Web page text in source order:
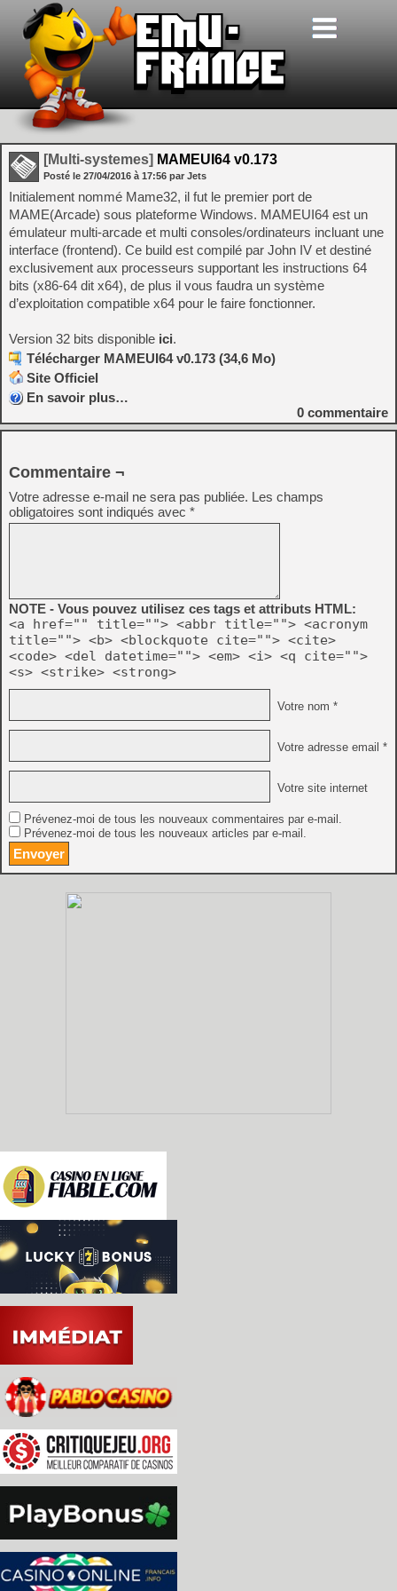
[Multi-systemes] MAMEUI64 v0.173
Posté le 27/04/2016 à 17:56 par Jets
Initialement nommé Mame32, il fut le premier port de
MAME(Arcade) sous plateforme Windows. MAMEUI64 est un
émulateur multi-arcade et multi consoles/ordinateurs incluant une
interface (frontend). Ce build est compilé par John IV et destiné
exclusivement aux processeurs supportant les instructions 64
bits (x86-64 dit x64), de plus il vous faudra un système
d’exploitation compatible x64 pour le faire fonctionner.
Version 32 bits disponible ici.
Télécharger MAMEUI64 v0.173 (34,6 Mo)
Site Officiel
En savoir plus…
0 commentaire
Commentaire ¬
Votre adresse e-mail ne sera pas publiée. Les champs
obligatoires sont indiqués avec *
NOTE - Vous pouvez utilisez ces tags et attributs HTML:
<a href="" title=""> <abbr title=""> <acronym
title=""> <b> <blockquote cite=""> <cite>
<code> <del datetime=""> <em> <i> <q cite="">
<s> <strike> <strong>
Votre nom *
Votre adresse email *
Votre site internet
Prévenez-moi de tous les nouveaux commentaires par e-mail.
Prévenez-moi de tous les nouveaux articles par e-mail.